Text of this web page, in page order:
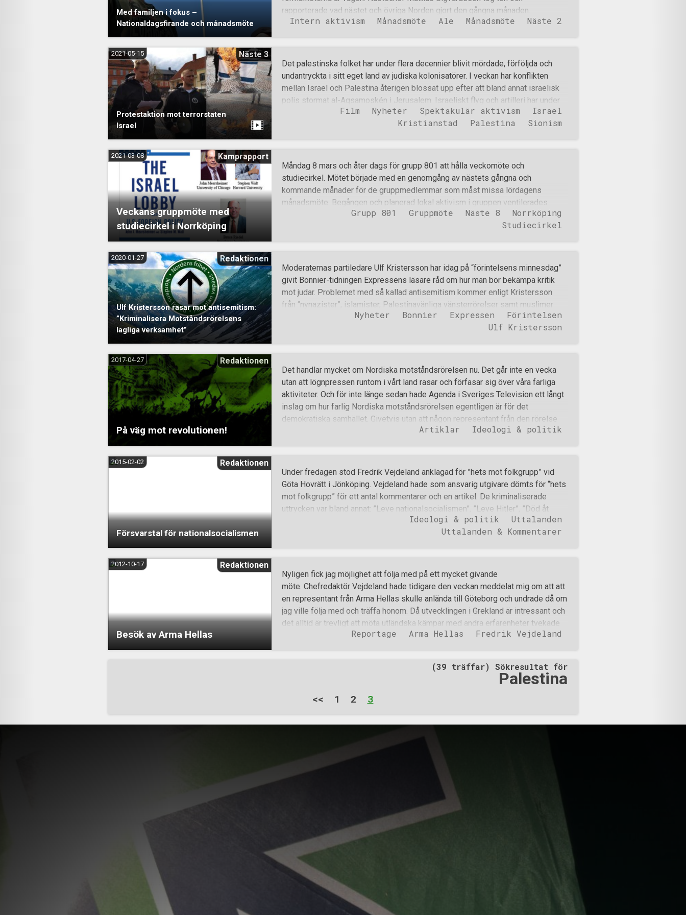
förtydliga vissa saker. Det visade sig nämligen att lyssna
Med familjen i fokus –
Nationaldagsfirande och månadsmöte
rapporterade vad nästet och övriga Norden gjort den gångna månaden.
Aktiviteter som blev uppmärksammade var bland annat den tuffa vandringen på
framkom det en hel del bra idéer och givande diskussioner. Greenpilled var även
på plats med sina produkter. Efter mötets avslut tändes grillen snabbt och
maten förbereddes samtidigt som brännbollsspelandet var igång. Flera matcher
spelades och trots att det egentligen främst var menat som en lek för barnen
tog vissa det på lite för stort allvar. Vill man veta vad som menas med detta kan
Intern aktivism Månadsmöte Ale Månadsmöte Näste 2
Protestaktion mot terrorstaten
Israel
2021-05-15
Näste 3
Det palestinska folket har under flera decennier blivit mördade, förföljda och
undantryckta i sitt eget land av judiska kolonisatörer. I veckan har konflikten
mellan Israel och Palestina återigen blossat upp efter att bland annat israelisk
polis stormat al-Aqsamoskén i Jerusalem. Israeliskt flyg och artilleri har under
hela veckan utsatt palestinierna i Gaza för en intensiv bombterror som har lett
till hundratals civila offer. Medan andra politiker i Sverige och övriga världen
fredagen genomförde därför Nordiska motståndsrörelsen en protestaktion i
Kristianstad med anledning av Israels terrorattacker mot palestinierna.
Aktivisterna från Näste 3 ställde upp sig i centrala Kristianstad med en israelisk
flagga som lades ut på gatan. Sedan höll nästeschefen Daniel Gerdås ett
brandtal där han belyste förtrycket som Isra
Film Nyheter Spektakulär aktivism
Israel
Kristianstad
Palestina Sionism
Veckans gruppmöte med
studiecirkel i Norrköping
2021-03-08
Kamprapport
Måndag 8 mars och åter dags för grupp 801 att hålla veckomöte och
studiecirkel. Mötet började med en genomgång av nästets gångna och
kommande månader för de gruppmedlemmar som måst missa lördagens
månadsmöte. Begången och planerad lokal aktivism i gruppen ventilerades
sedan, liksom några händelser på kamraters arbetsplatser och en del
lokalnyheter. Aktivismen rullar på. En kamrat berättade om förvånansvärt givande
homolobbyns verksamhet som det pågående folkutbytet. Betydligt mindre
positiv var nyheten om det demonstrationståg, som hölls i Norrköping idag – av
skrikande kulturmarxistiska rödingar. Såna här finns inte bara i Lund. Idag badade
de visst inte. Några Nordfront-nyheter från den gångna veckan kom upp till
debatt. Dagens tema för studiecirkeln om Judisk makt var filmen ”In the name of
Grupp 801 Gruppmöte Näste 8
Norrköping
Studiecirkel
Ulf Kristersson rasar mot antisemitism:
”Kriminalisera Motståndsrörelsens
lagliga verksamhet”
2020-01-27
Redaktionen
Moderaternas partiledare Ulf Kristersson har idag på “förintelsens minnesdag”
givit Bonnier-tidningen Expressens läsare råd om hur man bör bekämpa kritik
mot judar. Problemet med så kallad antisemitism kommer enligt Kristersson
från “nynazister”, islamister, Palestinavänliga vänsterrörelser samt muslimer
som kommer från länder som inte gillar den judiska staten Israels härjningar i
deras hemländer. Sverige är till och med “extra drabbat” menar moderaten, som
Umeå slår rekord i fake news De “fem skarpa åtgärder” som Ulf Kristersson
föreslår går exempelvis ut på att kriminalisera nationalsocialistiska Nordiska
motståndsrörelsens helt lagliga verksamhet, som bland annat består av
propagandaspridning, medieverksamhet, parlamentarism, utbildning och sociala
aktiviteter. • Nolltolerans mot antisemitism i svenska skolor. Varje incid
Nyheter Bonnier Expressen
Förintelsen
Ulf Kristersson
På väg mot revolutionen!
2017-04-27
Redaktionen
Det handlar mycket om Nordiska motståndsrörelsen nu. Det går inte en vecka
utan att lögnpressen runtom i vårt land rasar och förfasar sig över våra farliga
aktiviteter. Och för inte länge sedan hade Agenda i Sveriges Television ett långt
inslag om hur farlig Nordiska motståndsrörelsen egentligen är för det
demokratiska samhället. Givetvis utan att någon representant från den rörelse
som behandlades inbjöds att svara på påståendena. Jag känner mig oerhört
att räkna med. Etablissemanget ser oss inte längre som några vilsna
extremister som man kan ignorera. Etablissemanget ser oss som en kraft som
växer med en målmedvetenhet och en stolthet som skrämmer dem till vansinne.
Ändå finns det de som ibland tvivlar på att Motståndsrörelsen skulle kunna bli
en maktfaktor. Det är sant att vi inte är någon massrörelse idag, men v
Artiklar Ideologi & politik
Försvarstal för nationalsocialismen
2015-02-02
Redaktionen
Under fredagen stod Fredrik Vejdeland anklagad för ”hets mot folkgrupp” vid
Göta Hovrätt i Jönköping. Vejdeland hade som ansvarig utgivare dömts för “hets
mot folkgrupp” för ett antal kommentarer och en artikel. De kriminaliserade
uttrycken var bland annat: ”Leve nationalsocialismen”, ”Leve Hitler”, ”Död åt
Zog”, ”Krossa Sion” och “Adolf Hitler, den störste folkhjälten i modern tid”. JK:s
åklagare Fredrik Ingblad byggde sitt åtal på halmgubbar, “tolkningsfakta” och
osakliga grunder övertyga rätten att Nordfront står för rashat, rasförföljelser och
utrotning eftersom vi delar samma -ism som andra som påstås ha stått för
detta. När uttrycken nu fick ny prövning vid Hovrätten valde Vejdeland att hålla
ett längre anförande för att förklara vad nationalsocialismen står för men också
vad Nordfront representerar, står för och menar med
Ideologi & politik
Uttalanden
Uttalanden & Kommentarer
Besök av Arma Hellas
2012-10-17
Redaktionen
Nyligen fick jag möjlighet att följa med på ett mycket givande
möte. Chefredaktör Vejdeland hade tidigare den veckan meddelat mig om att att
en representant från Arma Hellas skulle anlända till Göteborg och undrade då om
jag ville följa med och träffa honom. Då utvecklingen i Grekland är intressant och
det alltid är trevligt att möta utländska kämpar med andra erfarenheter tvekade
jag inte när jag bestämde mig för att tacka ja. Vädret kunde i ärlighetens namn
halv sju när vi tog sällskap och promenerade bort mot Drottningtorget. Strax
utanför Centralstationen möter vi Lefteris, som rest hit från Grekland. Vi hälsar
alla på varandra och Lefteris gör ett gott intryck på oss båda. Välklädd och
Reportage Arma Hellas Fredrik Vejdeland
(39 träffar) Sökresultat för
Palestina
inlägg
<< 1 2 3